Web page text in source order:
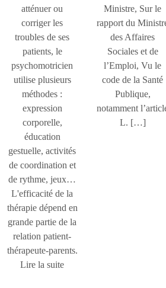
atténuer ou
corriger les
troubles de ses
patients, le
psychomotricien
utilise plusieurs
méthodes :
expression
corporelle,
éducation
gestuelle, activités
de coordination et
de rythme, jeux…
L'efficacité de la
thérapie dépend en
grande partie de la
relation patient-
thérapeute-parents.
Lire la suite
Ministre, Sur le
rapport du
des Affaires
Sociales et de
l’Emploi, Vu le
code de la Santé
Publique,
notamment
L. […]